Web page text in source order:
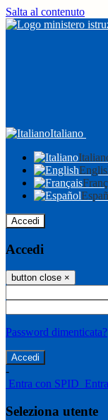
Salta al contenuto
Italiano
Accedi
Accedi
button close ×
Password dimenticata?
-
Entra con SPID
Seleziona utente